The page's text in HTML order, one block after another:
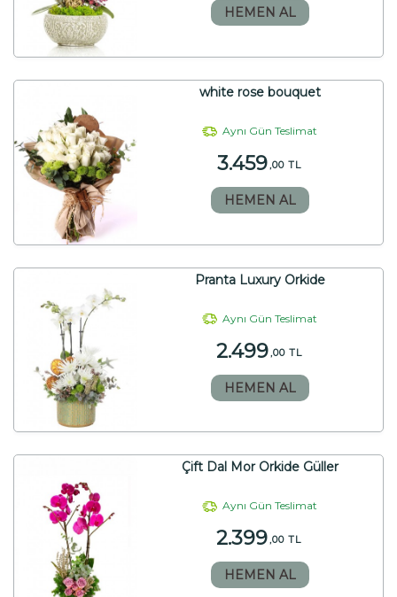
HEMEN AL
white rose bouquet
Aynı Gün Teslimat
3.459 ,00 TL
HEMEN AL
Pranta Luxury Orkide
Aynı Gün Teslimat
2.499 ,00 TL
HEMEN AL
Çift Dal Mor Orkide Güller
Aynı Gün Teslimat
2.399,00 TL
HEMEN AL